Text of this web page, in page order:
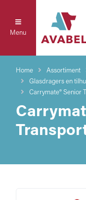
Menu
Home Assortiment
Glasdragers en
Carrymate® Senior